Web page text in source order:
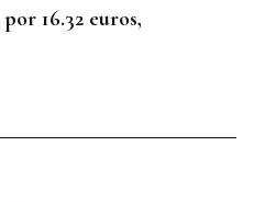
16.32 euros,